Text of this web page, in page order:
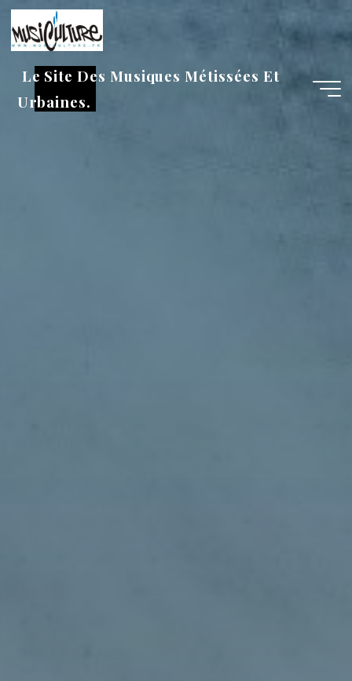
Aller
au
contenu
Le Site Des Musiques Métissées Et
Urbaines.